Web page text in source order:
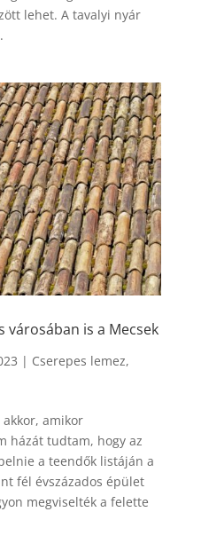
lehet. A tavalyi nyár
városában is a Mecsek
| Cserepes lemez,
amikor
házát tudtam, hogy az
a teendők listáján a
fél évszázados épület
megviselték a felette